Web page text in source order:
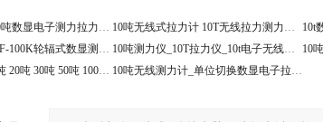
100KN测力仪 10吨数显电子测力拉力仪价格 10吨无线式拉力计 10T无线拉力测力计价格
10吨测力计|SGLF-100K轮辐式数显测力压力计
10吨测力仪_10T拉力仪_10t电子无线拉力计
测力仪器3吨 10吨 20吨 30吨 50吨 100吨测力计价格
10吨无线测力计_单位切换数显电子拉力计